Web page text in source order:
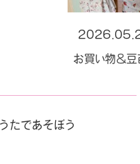
お買い物＆豆
たであそぼう